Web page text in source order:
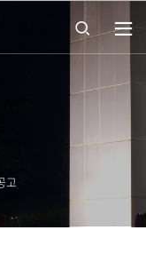
열기
고